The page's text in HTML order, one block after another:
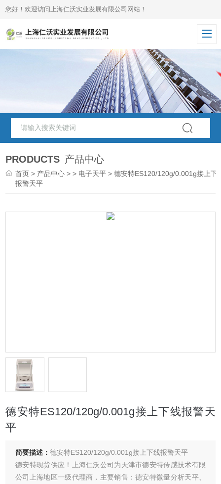
您好！欢迎访问上海仁沃实业发展有限公司网站！
PRODUCTS 产品中心
首页 > 产品中心 > > 电子天平 > 德安特ES120/120g/0.001g接上下
报警天平
德安特ES120/120g/0.001g接上下线报警天
平
简要描述：德安特ES120/120g/0.001g接上下线报警天平
德安特现货供应！上海仁沃公司为天津市德安特传感技术有限
公司上海地区一级代理商，主要销售：德安特微量分析天平、